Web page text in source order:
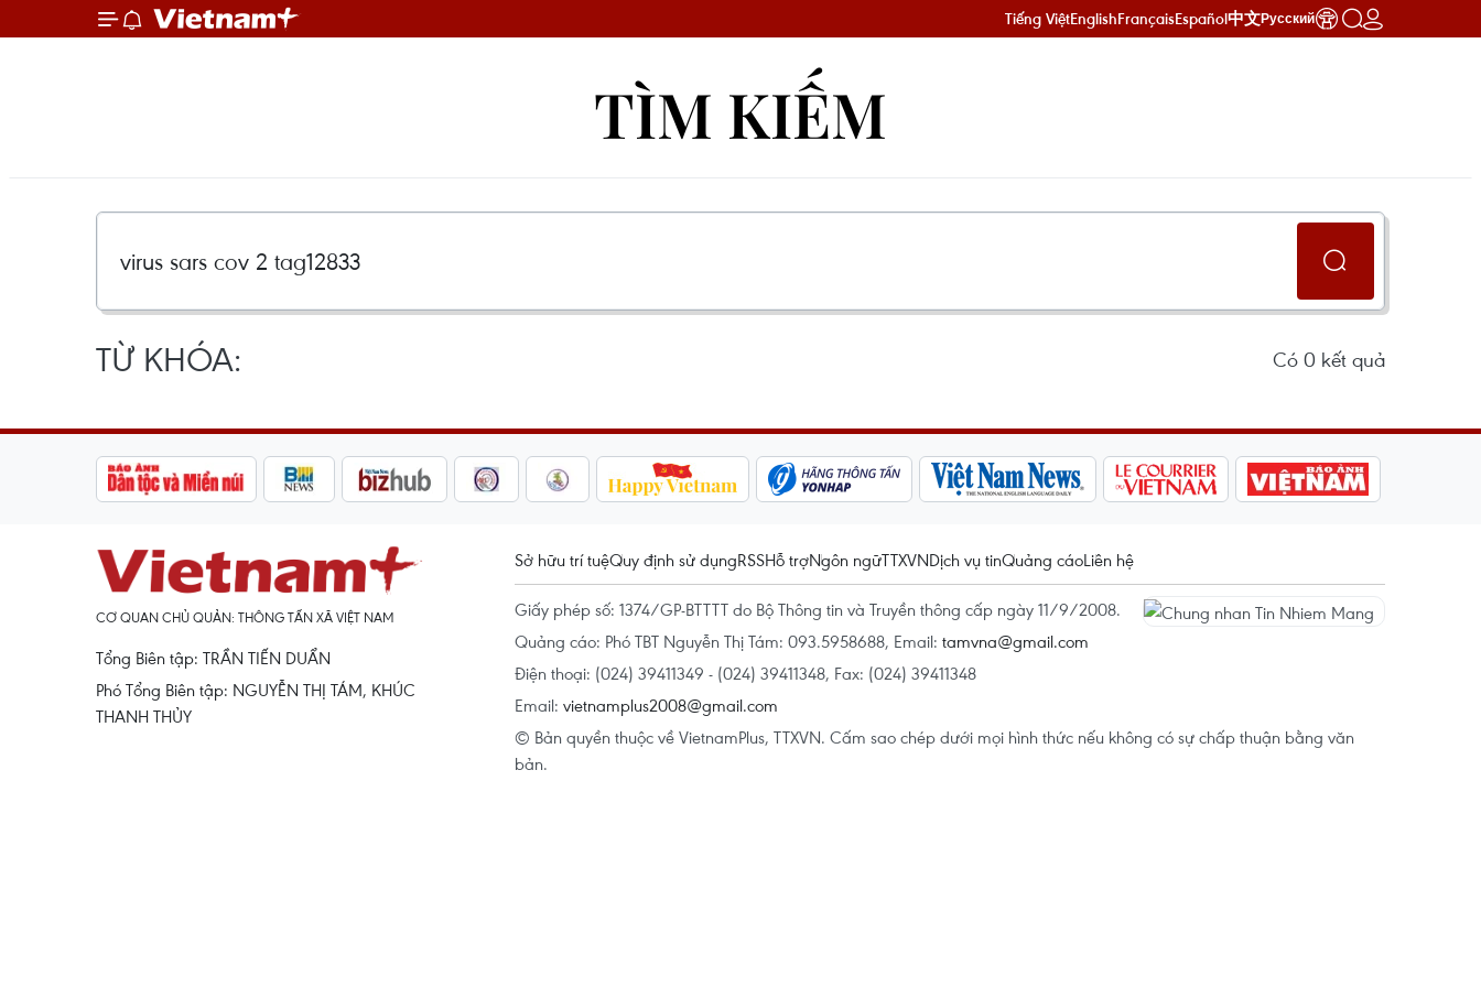
Tiếng ViệtEnglishFrançaisEspañol中文Русский
TÌM KIẾM
TỪ KHÓA: Có 0 kết quả
CƠ QUAN CHỦ QUẢN: THÔNG TẤN XÃ VIỆT NAM
Tổng Biên tập: TRẦN TIẾN DUẨN
Phó Tổng Biên tập: NGUYỄN THỊ TÁM, KHÚC
THANH THỦY
Sở hữu trí tuệQuy định sử dụngRSSHỗ trợNgôn ngữTTXVNDịch vụ tinQuảng cáoLiên hệ
Giấy phép số: 1374/GP-BTTTT do Bộ Thông tin và Truyền thông cấp ngày 11/9/2008.
Quảng cáo: Phó TBT Nguyễn Thị Tám: 093.5958688, Email: tamvna@gmail.com
Điện thoại: (024) 39411349 - (024) 39411348, Fax: (024) 39411348
Email: vietnamplus2008@gmail.com
© Bản quyền thuộc về VietnamPlus, TTXVN. Cấm sao chép dưới mọi hình thức nếu không có sự chấp thuận bằng văn
bản.